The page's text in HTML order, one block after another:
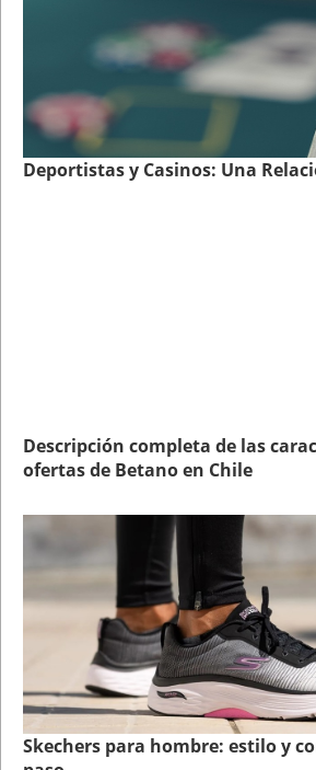
Deportistas y Casinos: Una
Descripción completa de las
ofertas de Betano en Chile
Skechers para hombre: estilo y